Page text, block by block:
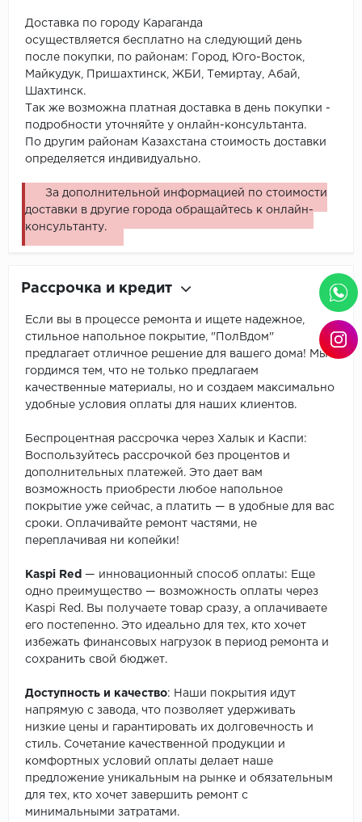
Доставка по городу Караганда
осуществляется бесплатно на следующий день
после покупки, по районам: Город, Юго-Восток,
Майкудук, Пришахтинск, ЖБИ, Темиртау, Абай,
Шахтинск.
Так же возможна платная доставка в день покупки -
подробности уточняйте у онлайн-консультанта.
По другим районам Казахстана стоимость доставки
определяется индивидуально.
За дополнительной информацией по стоимости
доставки в другие города обращайтесь к онлайн-
консультанту.
Рассрочка и кредит
Если вы в процессе ремонта и ищете надежное,
стильное напольное покрытие, "ПолВдом"
предлагает отличное решение для вашего дома! Мы
гордимся тем, что не только предлагаем
качественные материалы, но и создаем максимально
удобные условия оплаты для наших клиентов.
Беспроцентная рассрочка через Халык и Каспи:
Воспользуйтесь рассрочкой без процентов и
дополнительных платежей. Это дает вам
возможность приобрести любое напольное
покрытие уже сейчас, а платить — в удобные для вас
сроки. Оплачивайте ремонт частями, не
переплачивая ни копейки!
Kaspi Red — инновационный способ оплаты: Еще
одно преимущество — возможность оплаты через
Kaspi Red. Вы получаете товар сразу, а оплачиваете
его постепенно. Это идеально для тех, кто хочет
избежать финансовых нагрузок в период ремонта и
сохранить свой бюджет.
Доступность и качество: Наши покрытия идут
напрямую с завода, что позволяет удерживать
низкие цены и гарантировать их долговечность и
стиль. Сочетание качественной продукции и
комфортных условий оплаты делает наше
предложение уникальным на рынке и обязательным
для тех, кто хочет завершить ремонт с
минимальными затратами.